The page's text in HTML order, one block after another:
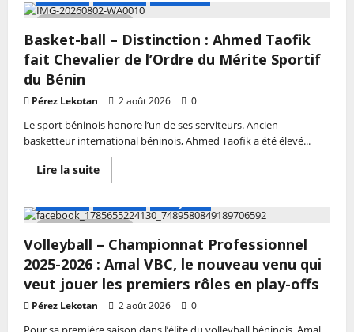
Pétanque
–
Tournoi
national
2026
:
édition
officiellement
lancée
sous
le
Romuald
Wadagni
Basket-ball – Distinction : Ahmed Taofik
fait Chevalier de l’Ordre du Mérite Sportif
du Bénin
Pérez Lekotan 2 août 2026 0
Le sport béninois honore l’un de ses serviteurs. Ancien
basketteur international béninois, Ahmed Taofik a été élevé...
Lire la suiteEn
savoir
Basket-
ball
Distinction
Ahmed
Taofik
fait
Chevalier
de
l’Ordre
Volleyball – Championnat Professionnel
2025-2026 : Amal VBC, le nouveau venu qui
veut jouer les premiers rôles en play-offs
Pérez Lekotan 2 août 2026 0